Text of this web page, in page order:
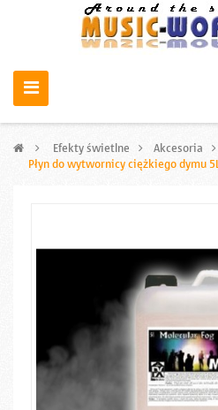
> Efekty świetlne > Akcesoria >
Płyn do wytwornicy ciężkiego dymu